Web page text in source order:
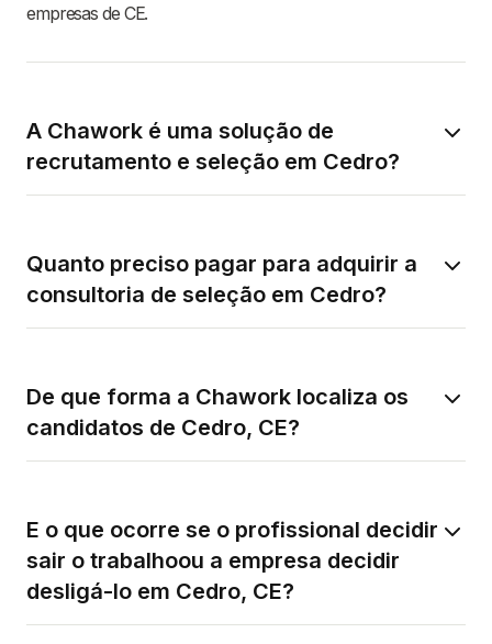
empresas de CE.
A Chawork é uma solução de
recrutamento e seleção em Cedro?
Quanto preciso pagar para adquirir a
consultoria de seleção em Cedro?
De que forma a Chawork localiza os
candidatos de Cedro, CE?
E o que ocorre se o profissional decidir
sair o trabalhoou a empresa decidir
desligá-lo em Cedro, CE?